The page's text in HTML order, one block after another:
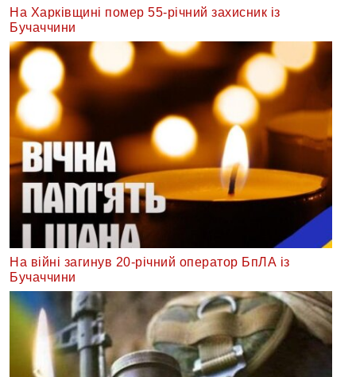
На Харківщині помер 55-річний захисник із
Бучаччини
На війні загинув 20-річний оператор БпЛА із
Бучаччини